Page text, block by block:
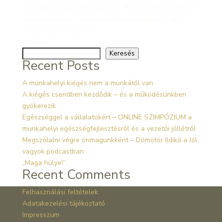
Keresés
Recent Posts
A munkahelyi kiégés nem a munkától van
A kiégés csendben kezdődik – és a működésünkben
gyökerezik
Egészséggel a vállalatokért – ONLINE SZIMPÓZIUM a
munkahelyi egészségfejlesztésről és a vezetői jóllétről
Megszólalni végre önmagunkként – Dömötör Ildikó a Jól
vagyok podcastban
„Maga hülye!”
Recent Comments
Felhasználási feltételek
Adatakezelési tájékoztató
Impresszum